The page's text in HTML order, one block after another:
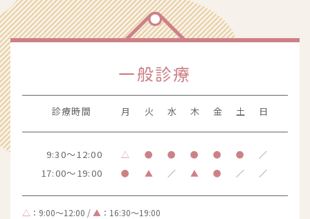
一般診療
診療時間 月 火 水 木 金 土 日
9:30～12:00 △ ● ● ● ● ● ／
17:00～19:00 ● ▲ ／ ▲ ● ／ ／
△ ：9:00～12:00 / ▲ ：16:30～19:00